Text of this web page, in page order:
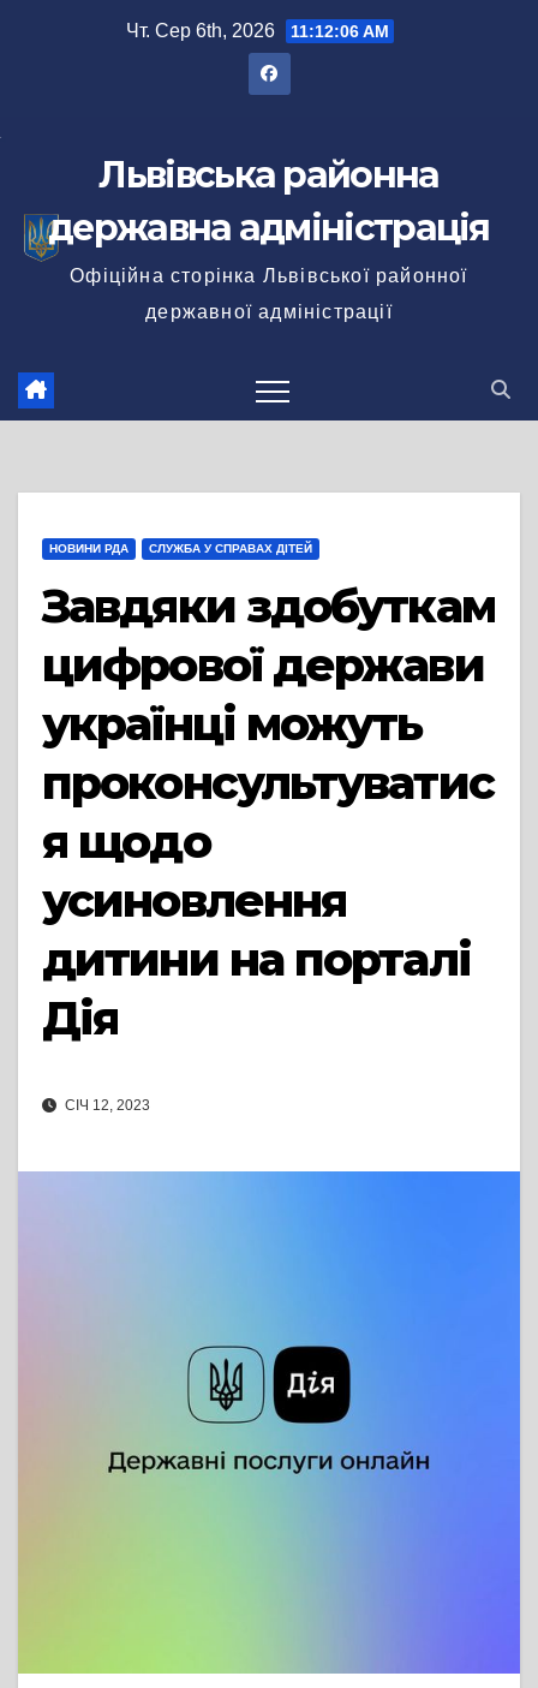
Чт. Сер 6th, 2026 11:12:07 AM
Львівська районна
державна адміністрація
Офіційна сторінка Львівської районної
державної адміністрації
НОВИНИ РДА СЛУЖБА У СПРАВАХ ДІТЕЙ
Завдяки здобуткам
цифрової держави
українці можуть
проконсультуватис
я щодо
усиновлення
дитини на порталі
Дія
СІЧ 12, 2023